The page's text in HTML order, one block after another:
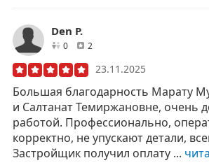
Den P.
0друзей
2
23.11.2025
Большая благодарность Марату
и Салтанат Темиржановне, очень
работой. Профессионально,
корректно, не упускают детали,
Застройщик получил оплату ...